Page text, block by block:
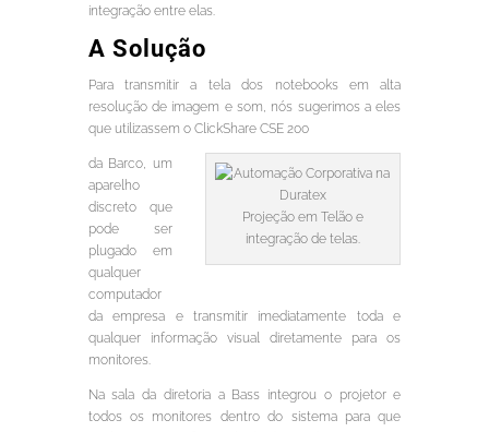
integração entre elas.
A Solução
Para transmitir a tela dos notebooks em alta
resolução de imagem e som, nós sugerimos a eles
que utilizassem o ClickShare CSE 200
Projeção em Telão e
integração de telas.
da Barco, um
aparelho
discreto que
pode ser
plugado em
qualquer
computador
da empresa e transmitir imediatamente toda e
qualquer informação visual diretamente para os
monitores.
Na sala da diretoria a Bass integrou o projetor e
todos os monitores dentro do sistema para que